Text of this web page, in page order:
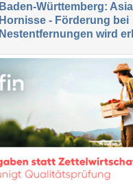
Baden-Württemberg:
Hornisse - Förderung bei
Nestentfernungen wird